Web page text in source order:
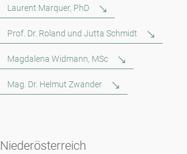
Laurent Marquer, PhD
Prof. Dr. Roland und Jutta Schmidt
Magdalena Widmann, MSc
Mag. Dr. Helmut Zwander
Niederösterreich